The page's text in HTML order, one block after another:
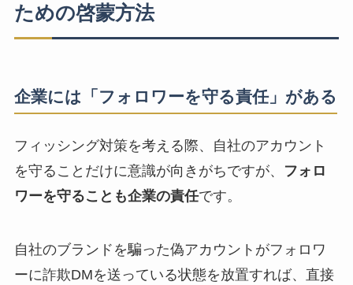
ための啓蒙方法
企業には「フォロワーを守る責任」がある
フィッシング対策を考える際、自社のアカウント
を守ることだけに意識が向きがちですが、
フォロ
ワーを守ることも企業の責任です。
自社のブランドを騙った偽アカウントがフォロワ
ーに詐欺DMを送っている状態を放置すれば、直接